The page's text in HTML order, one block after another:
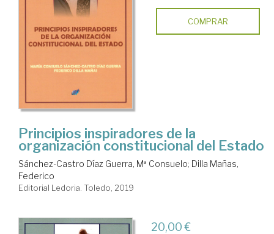
COMPRAR
Principios inspiradores de la
organización constitucional del Estado
Sánchez-Castro Díaz Guerra, Mª Consuelo; Dilla Mañas,
Federico
Editorial Ledoria. Toledo, 2019
20,00 €